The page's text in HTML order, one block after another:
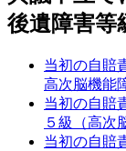
後遺障害等
当初の自賠
高次脳機能
当初の自賠
５級（高次
当初の自賠